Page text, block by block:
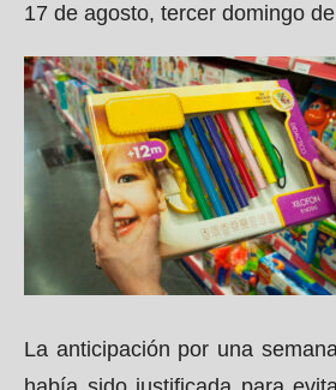
17 de agosto, tercer domingo
La anticipación por una